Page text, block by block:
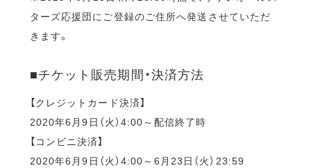
ターズ応援団にご登録のご住所へ発送させていただ
きます。
■チケット販売期間・決済方法
【クレジットカード決済】
2020年6月9日（火）4:00～配信終了時
【コンビニ決済】
2020年6月9日（火）4:00～6月23日（火）23:59